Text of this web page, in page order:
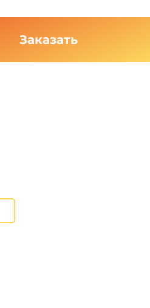
Заказать